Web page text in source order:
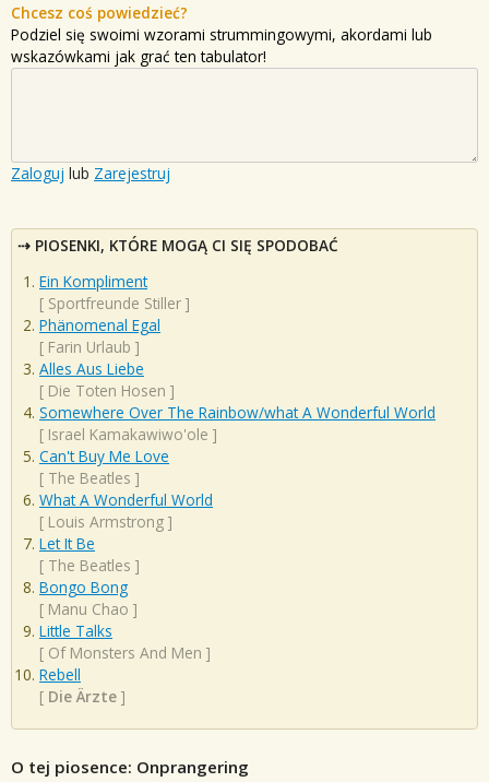
Chcesz coś powiedzieć?
Podziel się swoimi wzorami strummingowymi, akordami lub
wskazówkami jak grać ten tabulator!
Zaloguj lub Zarejestruj
PIOSENKI, KTÓRE MOGĄ CI SIĘ SPODOBAĆ
Ein Kompliment
[ Sportfreunde Stiller ]
Phänomenal Egal
[ Farin Urlaub ]
Alles Aus Liebe
[ Die Toten Hosen ]
Somewhere Over The Rainbow/what A Wonderful World
[ Israel Kamakawiwo'ole ]
Can't Buy Me Love
[ The Beatles ]
What A Wonderful World
[ Louis Armstrong ]
Let It Be
[ The Beatles ]
Bongo Bong
[ Manu Chao ]
Little Talks
[ Of Monsters And Men ]
Rebell
[ Die Ärzte ]
O tej piosence: Onprangering